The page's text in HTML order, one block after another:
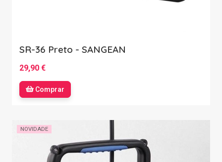
SR-36 Preto - SANGEAN
29,90 €
Comprar
NOVIDADE